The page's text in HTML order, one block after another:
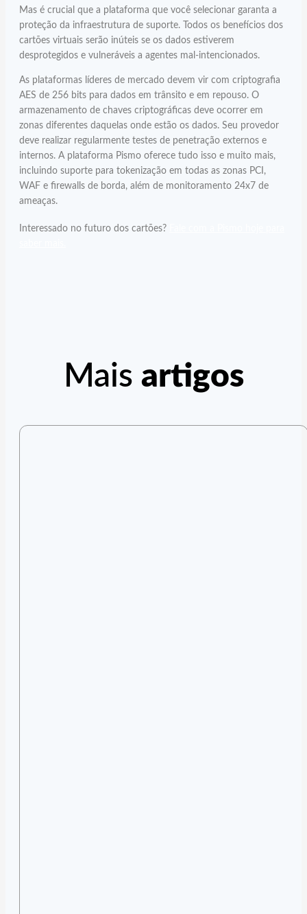
Mas é crucial que a plataforma que você selecionar garanta a
proteção da infraestrutura de suporte. Todos os benefícios dos
cartões virtuais serão inúteis se os dados estiverem
desprotegidos e vulneráveis a agentes mal-intencionados.
As plataformas líderes de mercado devem vir com criptografia
AES de 256 bits para dados em trânsito e em repouso. O
armazenamento de chaves criptográficas deve ocorrer em
zonas diferentes daquelas onde estão os dados. Seu provedor
deve realizar regularmente testes de penetração externos e
internos. A plataforma Pismo oferece tudo isso e muito mais,
incluindo suporte para tokenização em todas as zonas PCI,
WAF e firewalls de borda, além de monitoramento 24x7 de
ameaças.
Interessado no futuro dos cartões?
Mais artigos